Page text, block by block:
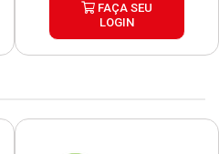
FAÇA SEU
LOGIN